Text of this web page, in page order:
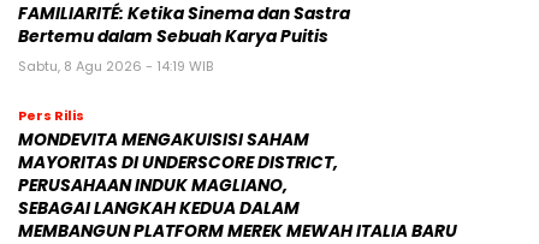
Synagie Luncurkan Geene 2.0 – BytePlus,
SingData, dan FLY Entertainment Jadi 12
Mitra Pendiri Ekosistem “AI Commerce”
Pekan Ini, Polisi Lakukan Rekonstruksi
Kasus Pembunuhan Anak Tamara
Tyasmara di Kolam Renang